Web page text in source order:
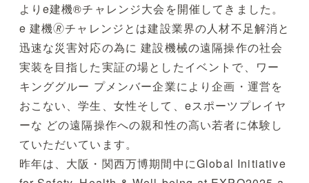
よりe建機®チャレンジ大会を開催してきました。
e 建機🄬チャレンジとは建設業界の人材不足解消と
迅速な災害対応の為に 建設機械の遠隔操作の社会
実装を目指した実証の場としたイベントで、ワー
キンググルー プメンバー企業により企画・運営を
おこない、学生、女性そして、eスポーツプレイヤ
ーな どの遠隔操作への親和性の高い若者に体験し
ていただいています。
昨年は、大阪・関西万博期間中にGlobal Initiative